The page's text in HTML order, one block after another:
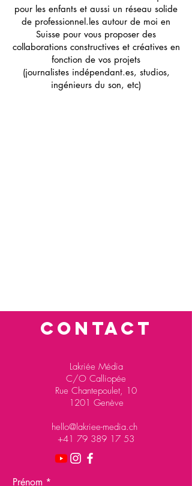
pour les enfants et aussi un réseau solide
de professionnel.les autour de moi en
Suisse pour vous proposer des
collaborations constructives et créatives en
fonction de vos projets
(journalistes indépendant.es, studios,
ingénieurs du son, etc)
CONTACT
Lakriée Média
C/O Calliopée
Rue Chantepoulet, 10
1201 Genève
hello@lakriee-media.ch
+41 79 389 17 53
Prénom